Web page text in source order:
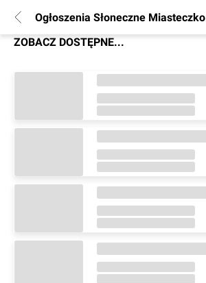
Ogłoszenia Słoneczne Miasteczko
ZOBACZ DOSTĘPNE...